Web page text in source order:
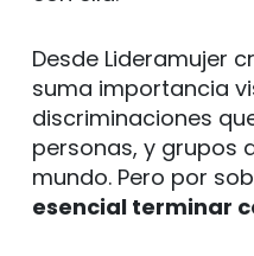
Desde Lideramujer
suma importancia
discriminaciones
personas, y grupos
mundo. Pero por
esencial terminar